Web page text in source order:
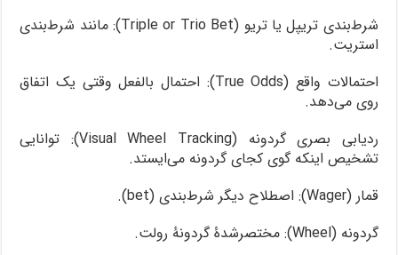
شرط‌بندی تریپل یا تریو (Triple or Trio Bet): مانند شرط‌بندی
استریت.
احتمالات واقع (True Odds): احتمال بالفعل وقتی یک اتفاق
روی می‌دهد.
ردیابی بصری گردونه (Visual Wheel Tracking): توانایی
تشخیص اینکه گوی کجای گردونه می‌ایستد.
قمار (Wager): اصطلاح دیگر شرط‌بندی (bet).
گردونه (Wheel): مختصرشدۀ گردونۀ رولت.